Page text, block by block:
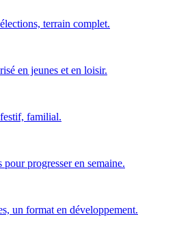
terrain complet.
en jeunes et en loisir.
familial.
progresser en semaine.
un format en développement.